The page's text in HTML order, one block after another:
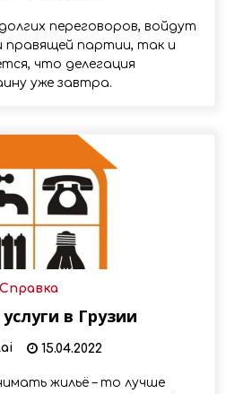
переговоров, войдут
правящей партии, так и
что делегация
уже завтра.
в Грузии
15.04.2022
жильё – то лучше